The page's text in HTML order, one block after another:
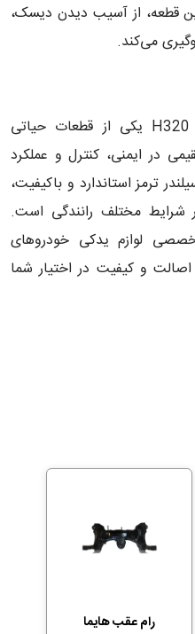
قطعه، از آسیب دیدن دیسک،
می‌کند.
سیلندر ترمز چرخ جلو برلیانس H320 یکی از قطعات حیاتی
در ایمنی، کنترل و عملکرد
ترمز استاندارد و باکیفیت،
شرایط مختلف رانندگی است.
لوازم یدکی خودروهای
و کیفیت در اختیار شما
رام عقب هایما